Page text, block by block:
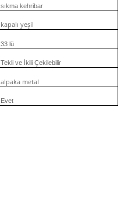
sıkma kehribar
kapalı yeşil
33 lü
Tekli ve İkili Çekilebilir
alpaka metal
Evet